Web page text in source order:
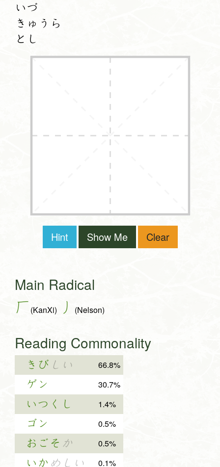
いづ
きゅうら
とし
Hint Show Me Clear
Main Radical
厂 (KanXi) 丿 (Nelson)
Reading Commonality
きび しい 66.8%
ゲン 30.7%
いつくし 1.4%
ゴン 0.5%
おごそ か 0.5%
いか めしい 0.1%